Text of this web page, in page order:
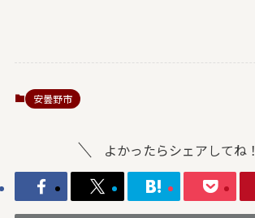
安曇野市
よかったらシェアしてね！